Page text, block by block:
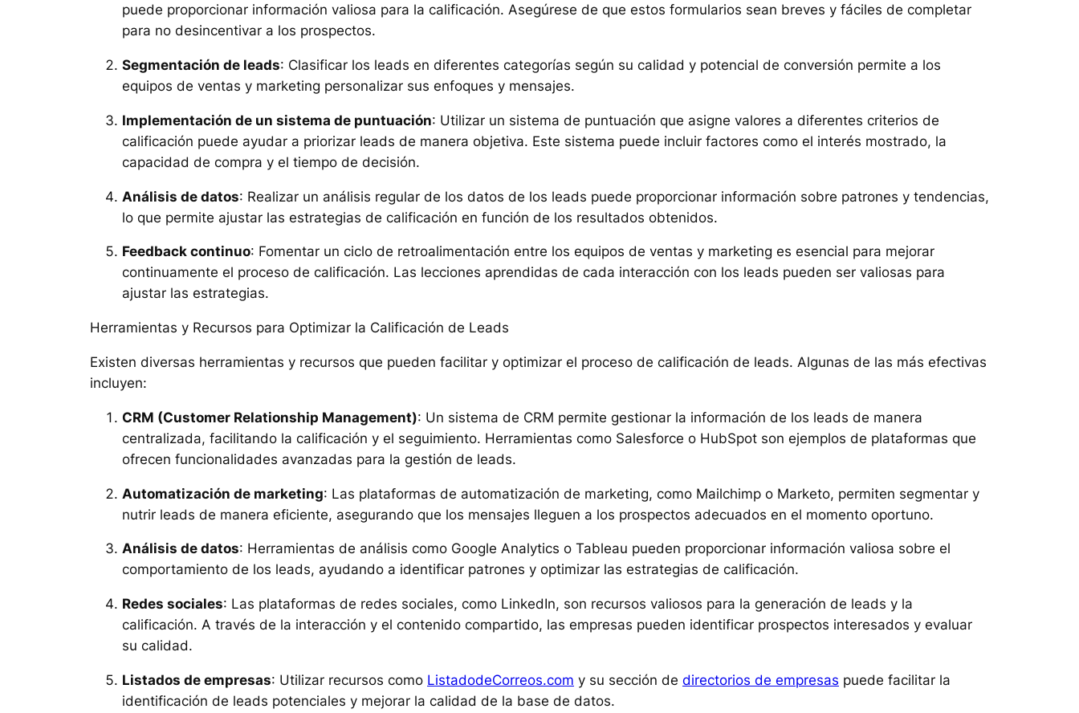
puede proporcionar información valiosa para la calificación. Asegúrese de que estos formularios sean breves y fáciles de completar
para no desincentivar a los prospectos.
Segmentación de leads: Clasificar los leads en diferentes categorías según su calidad y potencial de conversión permite a los
equipos de ventas y marketing personalizar sus enfoques y mensajes.
Implementación de un sistema de puntuación: Utilizar un sistema de puntuación que asigne valores a diferentes criterios de
calificación puede ayudar a priorizar leads de manera objetiva. Este sistema puede incluir factores como el interés mostrado, la
capacidad de compra y el tiempo de decisión.
Análisis de datos: Realizar un análisis regular de los datos de los leads puede proporcionar información sobre patrones y tendencias,
lo que permite ajustar las estrategias de calificación en función de los resultados obtenidos.
Feedback continuo: Fomentar un ciclo de retroalimentación entre los equipos de ventas y marketing es esencial para mejorar
continuamente el proceso de calificación. Las lecciones aprendidas de cada interacción con los leads pueden ser valiosas para
ajustar las estrategias.
Herramientas y Recursos para Optimizar la Calificación de Leads
Existen diversas herramientas y recursos que pueden facilitar y optimizar el proceso de calificación de leads. Algunas de las más efectivas
incluyen:
CRM (Customer Relationship Management): Un sistema de CRM permite gestionar la información de los leads de manera
centralizada, facilitando la calificación y el seguimiento. Herramientas como Salesforce o HubSpot son ejemplos de plataformas que
ofrecen funcionalidades avanzadas para la gestión de leads.
Automatización de marketing: Las plataformas de automatización de marketing, como Mailchimp o Marketo, permiten segmentar y
nutrir leads de manera eficiente, asegurando que los mensajes lleguen a los prospectos adecuados en el momento oportuno.
Análisis de datos: Herramientas de análisis como Google Analytics o Tableau pueden proporcionar información valiosa sobre el
comportamiento de los leads, ayudando a identificar patrones y optimizar las estrategias de calificación.
Redes sociales: Las plataformas de redes sociales, como LinkedIn, son recursos valiosos para la generación de leads y la
calificación. A través de la interacción y el contenido compartido, las empresas pueden identificar prospectos interesados y evaluar
su calidad.
Listados de empresas: Utilizar recursos como ListadodeCorreos.com y su sección de directorios de empresas puede facilitar la
identificación de leads potenciales y mejorar la calidad de la base de datos.